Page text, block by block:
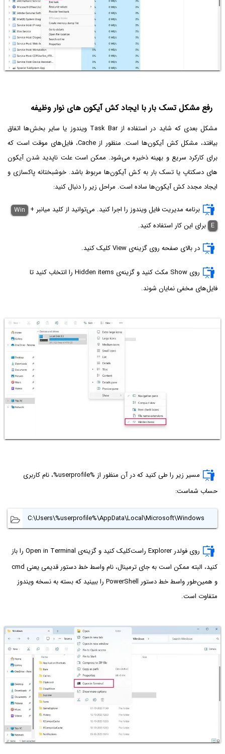
رفع مشکل تسک بار با ایجاد کش آیکون های نوار وظیفه
مشکل بعدی که شاید در استفاده از Task Bar ویندوز یا سایر بخش‌ها اتفاق
بیافتد، مشکل کش آیکون‌ها است. منظور از Cache، فایل‌های موقت است که
برای کارکرد سریع و بهینه ذخیره می‌شود. ممکن است علت ناپدید شدن آیکون
های دسکتاپ یا تسک بار به کش آیکون‌ها مربوط باشد. خوشبختانه پاکسازی و
ایجاد مجدد کش آیکون‌ها ساده است. مراحل زیر را دنبال کنید:
برنامه مدیریت فایل ویندوز را اجرا کنید. می‌توانید از کلید میانبر Win +
E برای این کار استفاده کنید.
در بالای صفحه روی گزینه‌ی View کلیک کنید.
روی Show مکث کنید و گزینه‌ی Hidden items را انتخاب کنید تا
فایل‌های مخفی نمایان شوند.
مسیر زیر را طی کنید که در آن منظور از %userprofile%، نام کاربری
حساب شماست:
C:\Users\%userprofile%\AppData\Local\Microsoft\Windows
روی فولدر Explorer راست‌کلیک کنید و گزینه‌ی Open in Terminal را باز
کنید، البته ممکن است به جای ترمینال، نام واسط خط دستور قدیمی یعنی cmd
و همین‌طور واسط خط دستور PowerShell را ببینید که بسته به نسخه ویندوز
متفاوت است.